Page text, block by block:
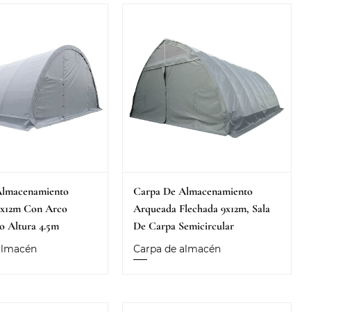
Con Arco
Altura 4.5m
Carpa De Almacenamiento
Arqueada Flechada 9x12m, Sala
De Carpa Semicircular
Carpa de almacén